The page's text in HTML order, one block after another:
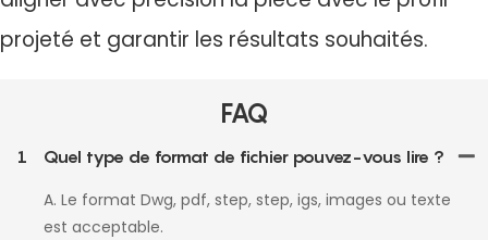
projeté et garantir les résultats souhaités.
FAQ
1
Quel type de format de fichier pouvez-vous lire ?
A. Le format Dwg, pdf, step, step, igs, images ou texte
est acceptable.